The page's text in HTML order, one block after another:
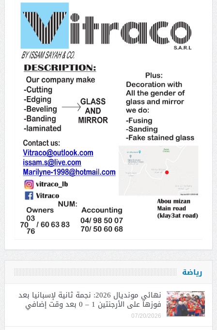
رياضة
نهائي مونديال 2026: نجمة ثانية لإسبانيا بعد
فوزها على الأرجنتين 1 – 0 بعد وقت إضافي
07/20/2026